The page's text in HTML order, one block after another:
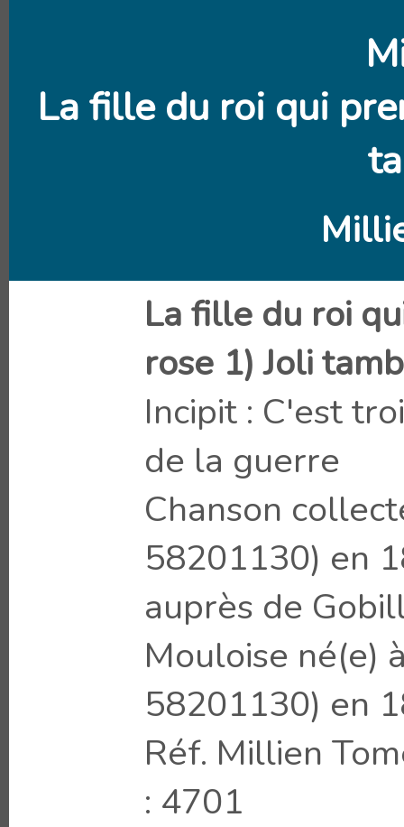
La fille du roi qui
La fille du roi
rose 1) Joli
Incipit : C'est
de la guerre
Chanson
58201130) en
auprès de
Mouloise né(e)
58201130) en
Réf. Millien
: 4701